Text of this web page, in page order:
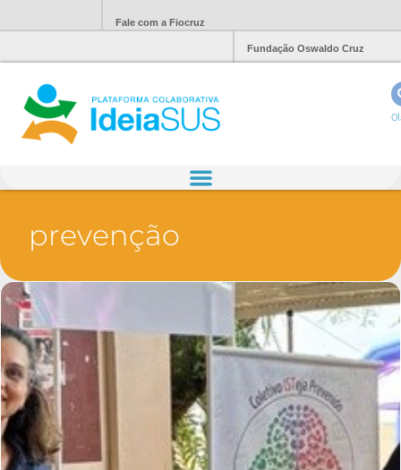
Fale com a Fiocruz
Fundação Oswaldo Cruz
prevenção